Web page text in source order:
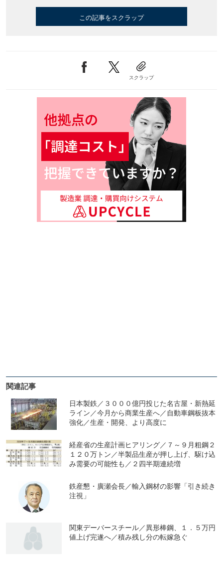
この記事をスクラップ
スクラップ
関連記事
日本製鉄／３０００億円投じた名古屋・新熱延
ライン／今月から商業生産へ／自動車鋼板抜本
強化／生産・開発、より高度に
経産省の生産計画ヒアリング／７～９月粗鋼２
１２０万トン／半製品生産が押し上げ、駆け込
み需要の可能性も／２四半期連続増
鉄産懇・廣瀬会長／輸入鋼材の影響「引き続き
注視」
関東デーバースチール／異形棒鋼、１．５万円
値上げ完遂へ／積み残し分の転嫁急ぐ